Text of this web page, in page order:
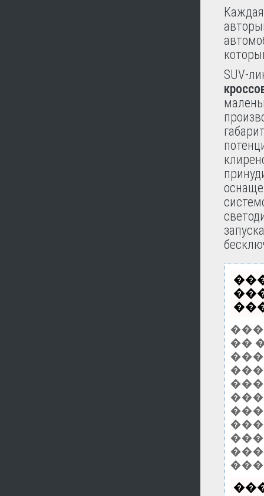
SUV-
��
���